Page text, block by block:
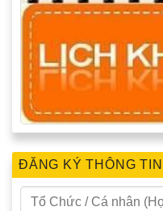
ĐĂNG KÝ THÔNG TIN